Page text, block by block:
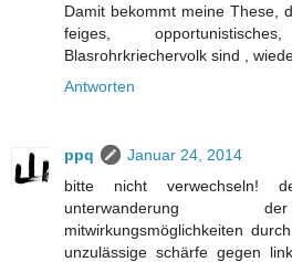
Damit bekommt meine These,
feiges, opportunistisches,
Blasrohrkriechervolk sind ,
Antworten
ppq
Januar 24, 2014
bitte nicht verwechseln!
unterwanderung
mitwirkungsmöglichkeiten
unzulässige schärfe gegen